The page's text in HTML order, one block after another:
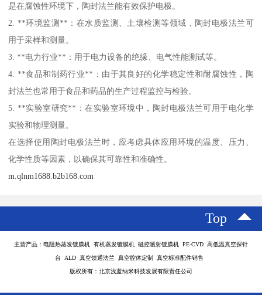
是在腐蚀性环境下，陶封法兰能有效保护电极。
2. **环境监测**：在水质监测、土壤检测等领域，陶封电极法兰可
用于采样和测量。
3. **电力行业**：用于电力设备的绝缘、电气性能测试等。
4. **食品和制药行业**：由于其良好的化学稳定性和耐腐蚀性，陶
封法兰也常用于食品和药品的生产过程监控与检验。
5. **实验室研究**：在实验室环境中，陶封电极法兰可用于电化学
实验和物理测量。
在选择使用陶封电极法兰时，应考虑具体应用环境的温度、压力、
化学性质等因素，以确保其可靠性和准确性。
m.qlnm1688.b2b168.com
Top
主营产品：电阻热蒸发镀膜机 有机蒸发镀膜机 磁控溅射镀膜机 PE-CVD 高低温真空探针
台 ALD 真空馈通法兰 真空腔体定制 真空标准配件销售
版权所有：北京浅蓝纳米科技发展有限责任公司